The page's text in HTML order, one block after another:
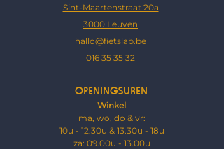
Sint-Maartenstraat 20a
3000 Leuven
hallo@fietslab.be
016 35 35 32
OPENINGSUREN
Winkel
ma, wo, do & vr:
10u - 12.30u & 13.30u - 18u
za: ​09.00u - 13.00u